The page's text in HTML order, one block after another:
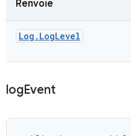
Renvoie
Log . LogLevel
logEvent